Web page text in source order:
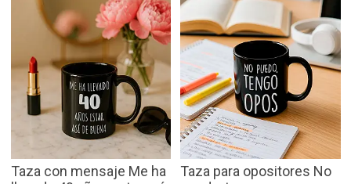
Taza con mensaje Me ha
Taza para opositores No